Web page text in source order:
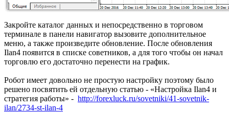
Закройте каталог данных и непосредственно в торговом
терминале в панели навигатор вызовите дополнительное
меню, а также произведите обновление. После обновления
Ilan4 появится в списке советников, а для того чтобы он начал
торговлю его достаточно перенести на график.
Робот имеет довольно не простую настройку поэтому было
решено посвятить ей отдельную статью - «Настройка Ilan4 и
стратегия работы» - http://forexluck.ru/sovetniki/41-sovetnik-
ilan/2734-st-ilan-4